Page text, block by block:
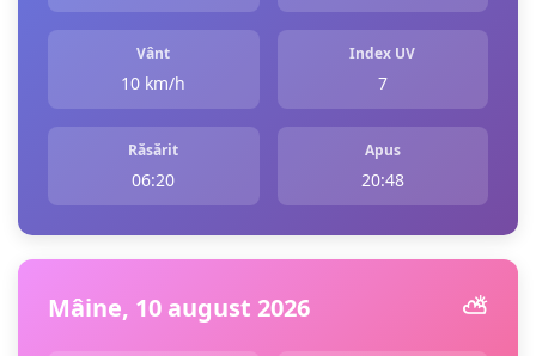
Vânt
10 km/h
Index UV
7
Răsărit
06:20
Apus
20:48
Mâine, 10 august 2026 ⛅️